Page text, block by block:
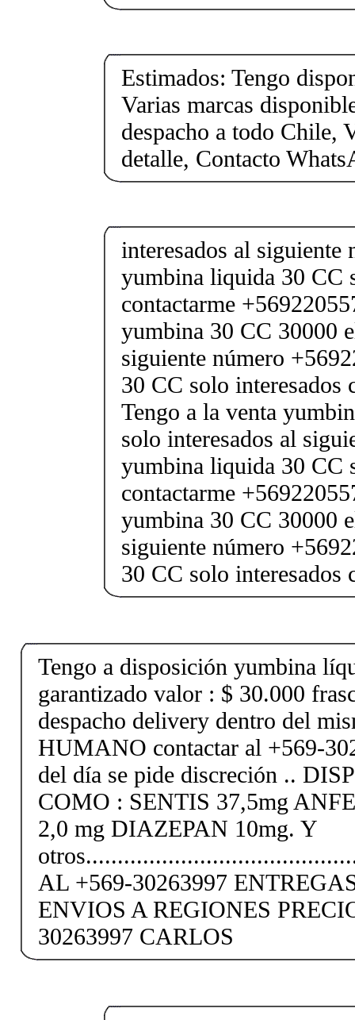
Estimados: Tengo
Varias marcas
despacho a todo Chile,
detalle, Contacto
interesados al siguiente
yumbina liquida 30 CC
contactarme
yumbina 30 CC 30000
siguiente número
30 CC solo interesados
Tengo a la venta
solo interesados al
yumbina liquida 30 CC
contactarme
yumbina 30 CC 30000
siguiente número
30 CC solo interesados
Tengo a disposición yumbina
garantizado valor : $ 30.000
despacho delivery dentro del
HUMANO contactar al +569-
del día se pide discreción ..
COMO : SENTIS 37,5mg
2,0 mg DIAZEPAN 10mg. Y
AL +569-30263997
ENVIOS A REGIONES
30263997 CARLOS